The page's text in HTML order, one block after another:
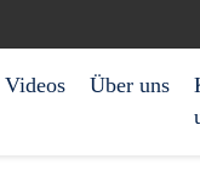
Videos Über uns